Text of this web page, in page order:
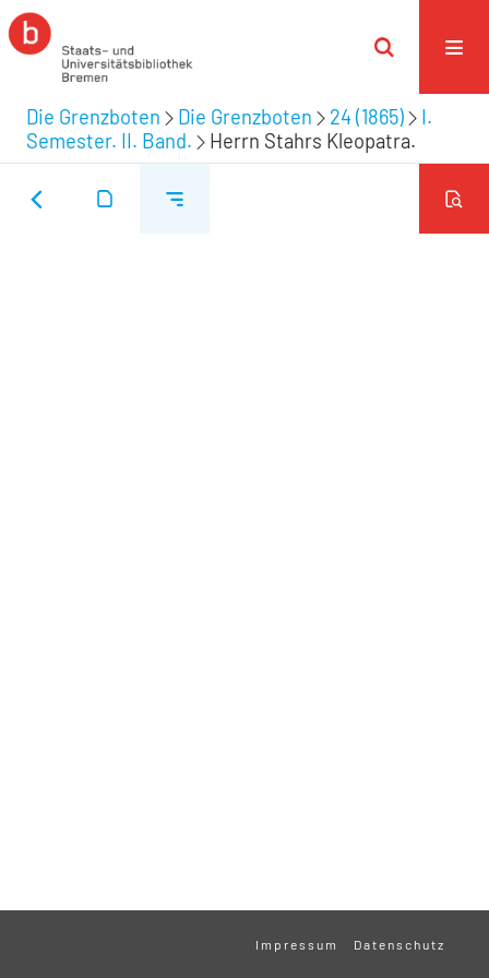
Die Grenzboten Die Grenzboten 24 (1865)
I.
Semester. II. Band.
Herrn Stahrs Kleopatra.
Impressum Datenschutz